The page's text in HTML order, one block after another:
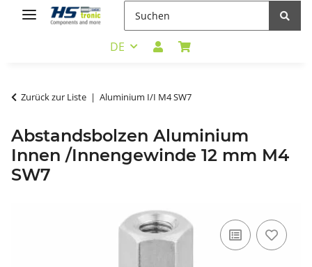
DE
Zurück zur Liste Aluminium I/I M4 SW7
Abstandsbolzen Aluminium
Innen /Innengewinde 12 mm M4
SW7